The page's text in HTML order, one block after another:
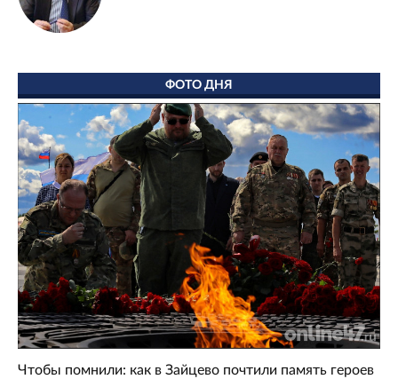
ФОТО ДНЯ
Чтобы помнили: как в Зайцево почтили память героев